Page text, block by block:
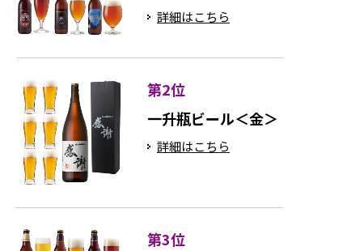
詳細はこちら
第2位
一升瓶ビール＜金＞
詳細はこちら
第3位